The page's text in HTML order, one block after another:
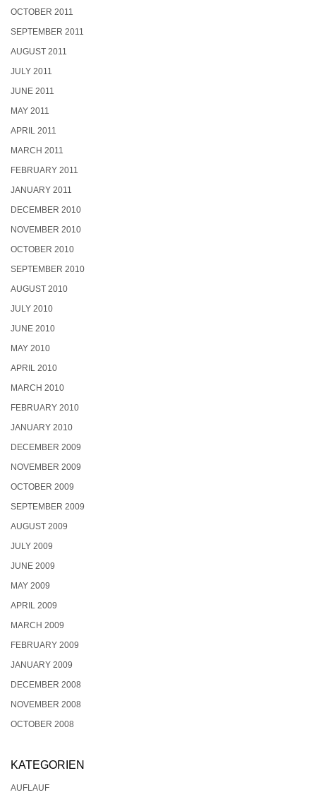
OCTOBER 2011
SEPTEMBER 2011
AUGUST 2011
JULY 2011
JUNE 2011
MAY 2011
APRIL 2011
MARCH 2011
FEBRUARY 2011
JANUARY 2011
DECEMBER 2010
NOVEMBER 2010
OCTOBER 2010
SEPTEMBER 2010
AUGUST 2010
JULY 2010
JUNE 2010
MAY 2010
APRIL 2010
MARCH 2010
FEBRUARY 2010
JANUARY 2010
DECEMBER 2009
NOVEMBER 2009
OCTOBER 2009
SEPTEMBER 2009
AUGUST 2009
JULY 2009
JUNE 2009
MAY 2009
APRIL 2009
MARCH 2009
FEBRUARY 2009
JANUARY 2009
DECEMBER 2008
NOVEMBER 2008
OCTOBER 2008
KATEGORIEN
AUFLAUF